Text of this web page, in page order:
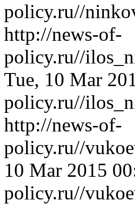
policy.ru//
http://news-of-
policy.ru//
Tue, 10 Mar
policy.ru//
http://news-of-
policy.ru//
10 Mar 2015
policy.ru//